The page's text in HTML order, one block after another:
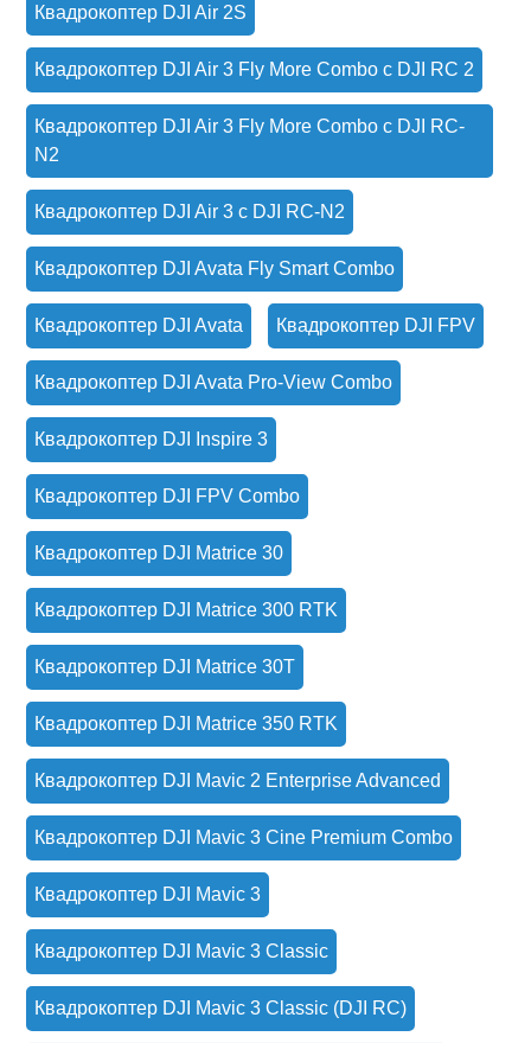
Квадрокоптер DJI Air 2S
Квадрокоптер DJI Air 3 Fly More Combo с DJI RC 2
Квадрокоптер DJI Air 3 Fly More Combo с DJI RC-
N2
Квадрокоптер DJI Air 3 с DJI RC-N2
Квадрокоптер DJI Avata Fly Smart Combo
Квадрокоптер DJI Avata Квадрокоптер DJI FPV
Квадрокоптер DJI Avata Pro-View Combo
Квадрокоптер DJI Inspire 3
Квадрокоптер DJI FPV Combo
Квадрокоптер DJI Matrice 30
Квадрокоптер DJI Matrice 300 RTK
Квадрокоптер DJI Matrice 30T
Квадрокоптер DJI Matrice 350 RTK
Квадрокоптер DJI Mavic 2 Enterprise Advanced
Квадрокоптер DJI Mavic 3 Cine Premium Combo
Квадрокоптер DJI Mavic 3
Квадрокоптер DJI Mavic 3 Classic
Квадрокоптер DJI Mavic 3 Classic (DJI RC)